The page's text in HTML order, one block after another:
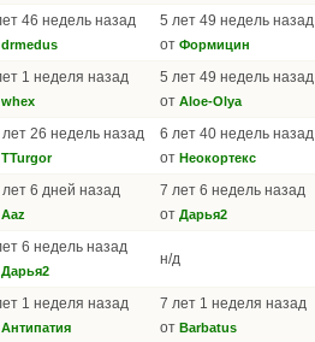
46 недель назад
drmedus
5 лет 49 недель назад
от Формицин
1 неделя назад
whex
5 лет 49 недель назад
от Aloe-Olya
лет 26 недель назад
TTurgor
6 лет 40 недель назад
от Неокортекс
лет 6 дней назад
Aaz
7 лет 6 недель назад
от Дарья2
6 недель назад
Дарья2
н/д
1 неделя назад
Антипатия
7 лет 1 неделя назад
от Barbatus